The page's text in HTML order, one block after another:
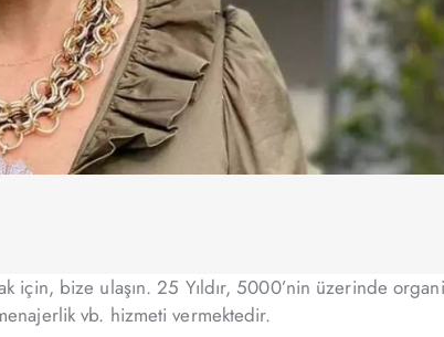
için, bize ulaşın. 25 Yıldır, 5000’nin üzerinde
vb. hizmeti vermektedir.